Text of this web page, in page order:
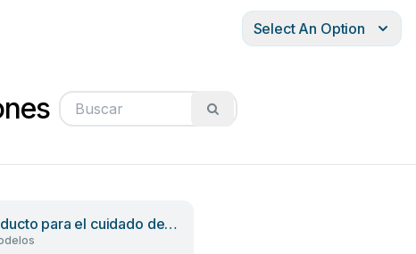
Select An Option
para el cuidado de